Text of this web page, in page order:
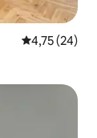
Note
4,75 (24)